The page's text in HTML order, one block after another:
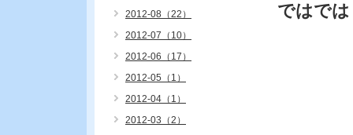
ではでは
2012-08（22）
2012-07（10）
2012-06（17）
2012-05（1）
2012-04（1）
2012-03（2）